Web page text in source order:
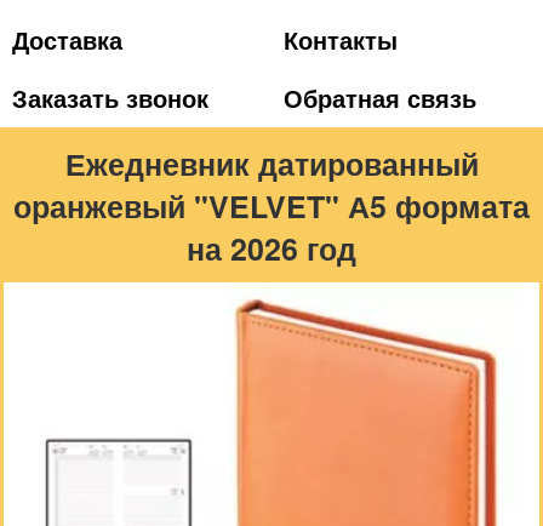
Доставка
Контакты
Заказать звонок
Обратная связь
Ежедневник датированный
оранжевый "VELVET" А5 формата
на 2026 год